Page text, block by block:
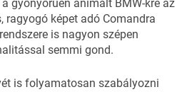
gyönyörűen animált BMW-kre az
ragyogó képet adó Comandra
is nagyon szépen
semmi gond.
is folyamatosan szabályozni